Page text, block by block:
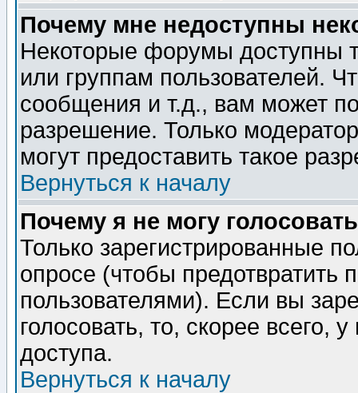
Почему мне недоступны
Некоторые форумы доступны
или группам пользователей.
сообщения и т.д., вам может
разрешение. Только
могут предоставить такое
Вернуться к началу
Почему я не могу
Только зарегистрированные
опросе (чтобы предотвратить
пользователями). Если вы
голосовать, то, скорее всего,
доступа.
Вернуться к началу